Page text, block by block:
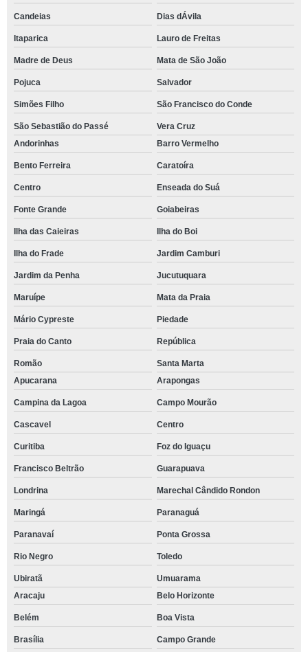
Candeias Dias dÁvila
Itaparica Lauro de Freitas
Madre de Deus Mata de São João
Pojuca Salvador
Simões Filho São Francisco do Conde
São Sebastião do Passé
Vera Cruz
Andorinhas
Barro Vermelho
Bento Ferreira Caratoíra
Centro Enseada do Suá
Fonte Grande Goiabeiras
Ilha das Caieiras Ilha do Boi
Ilha do Frade Jardim Camburi
Jardim da Penha Jucutuquara
Maruípe Mata da Praia
Mário Cypreste Piedade
Praia do Canto República
Romão
Santa Marta
Apucarana
Arapongas
Campina da Lagoa Campo Mourão
Cascavel Centro
Curitiba Foz do Iguaçu
Francisco Beltrão Guarapuava
Londrina Marechal Cândido Rondon
Maringá Paranaguá
Paranavaí Ponta Grossa
Rio Negro Toledo
Ubiratã
Umuarama
Aracaju
Belo Horizonte
Belém Boa Vista
Brasília Campo Grande